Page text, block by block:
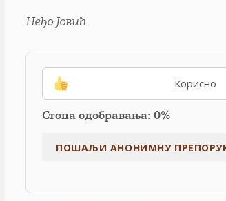
Неђо Јовић
Корисно
Стопа одобравања: 0%